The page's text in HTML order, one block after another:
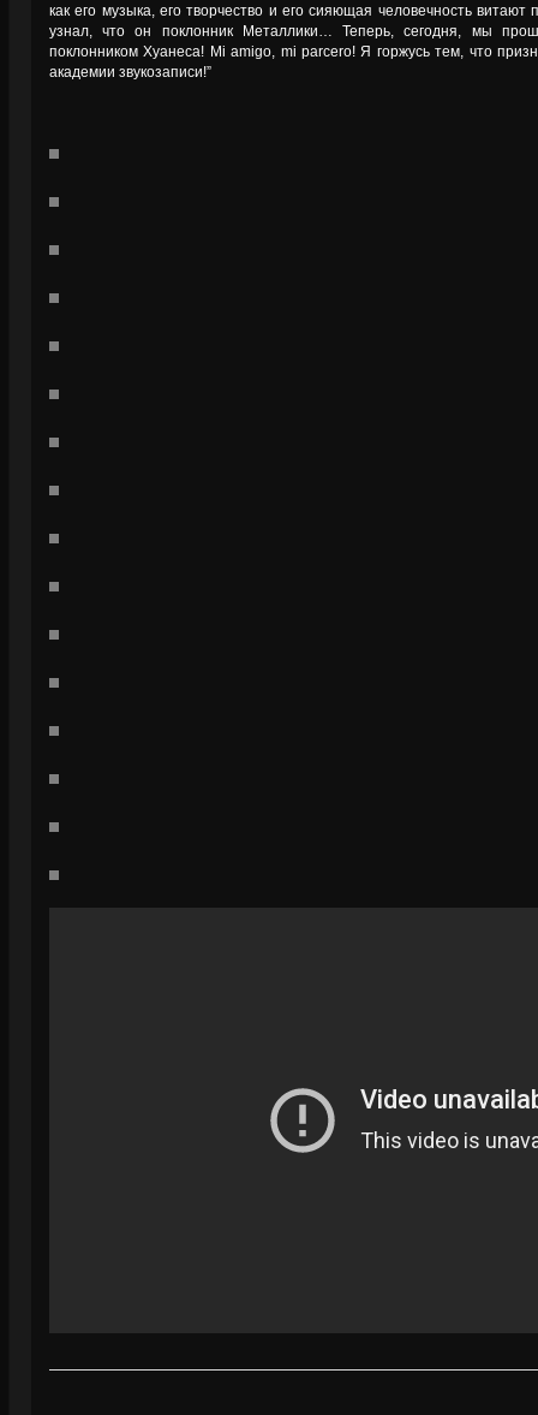
как его музыка, его творчество и его сияющая человечность
узнал, что он поклонник Металлики… Теперь, сегодня, мы
поклонником Хуанеса! Mi amigo, mi parcero! Я горжусь тем, что
академии звукозаписи!”